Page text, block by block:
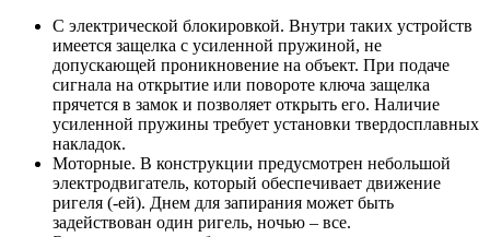
С электрической блокировкой. Внутри таких устройств
имеется защелка с усиленной пружиной, не
допускающей проникновение на объект. При подаче
сигнала на открытие или повороте ключа защелка
прячется в замок и позволяет открыть его. Наличие
усиленной пружины требует установки твердосплавных
накладок.
Моторные. В конструкции предусмотрен небольшой
электродвигатель, который обеспечивает движение
ригеля (-ей). Днем для запирания может быть
задействован один ригель, ночью – все.